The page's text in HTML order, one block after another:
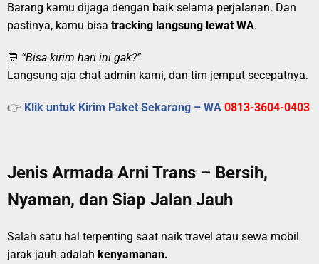
Barang kamu dijaga dengan baik selama perjalanan. Dan
pastinya, kamu bisa tracking langsung lewat WA.
💬 “Bisa kirim hari ini gak?”
Langsung aja chat admin kami, dan tim jemput secepatnya.
👉 Klik untuk Kirim Paket Sekarang – WA 0813-3604-0403
Jenis Armada Arni Trans – Bersih,
Nyaman, dan Siap Jalan Jauh
Salah satu hal terpenting saat naik travel atau sewa mobil
jarak jauh adalah kenyamanan.